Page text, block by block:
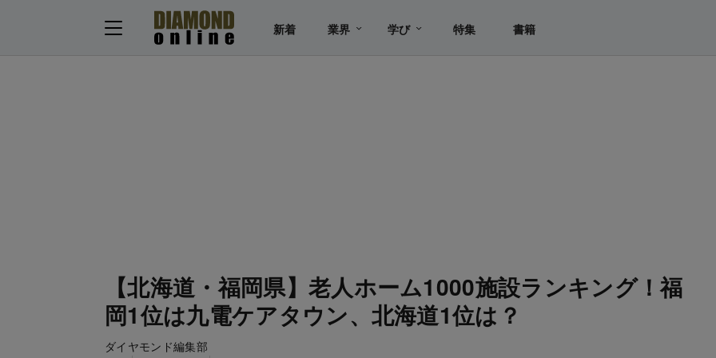
新着 業界 学び 特集 書籍
【北海道・福岡県】老人ホーム1000施設ランキング！福
岡1位は九電ケアタウン、北海道1位は？
ダイヤモンド編集部